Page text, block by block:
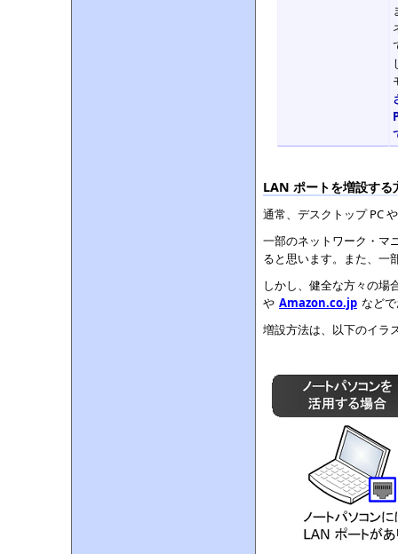
LAN ポートを増設する
通常、デスクトップ PC
一部のネットワーク・マ
ると思います。また、一
しかし、健全な方々の場
や Amazon.co.jp など
増設方法は、以下のイラ